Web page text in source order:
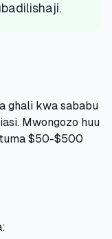
ghali kwa sababu
Mwongozo huu
$50-$500